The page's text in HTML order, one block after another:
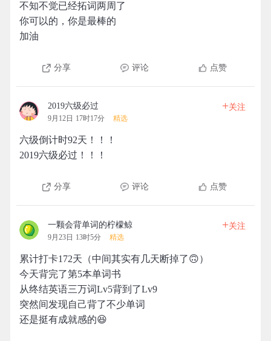
不知不觉已经拓词两周了
你可以的，你是最棒的
加油
分享 评论 点赞
2019六级必过
9月12日 17时17分 精选
+关注
六级倒计时92天！！！
2019六级必过！！！
分享 评论 点赞
一颗会背单词的柠檬鲸
9月23日 13时5分 精选
+关注
累计打卡172天（中间其实有几天断掉了🙃）
今天背完了第5本单词书
从终结英语三万词Lv5背到了Lv9
突然间发现自己背了不少单词
还是挺有成就感的😆